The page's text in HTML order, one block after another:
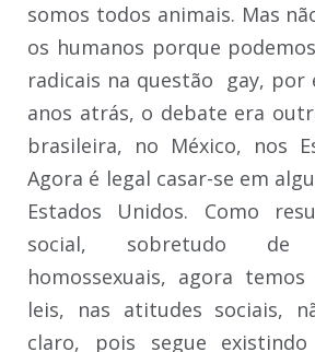
somos todos animais. Mas
os humanos porque
radicais na questão gay, por
anos atrás, o debate era
brasileira, no México, nos
Agora é legal casar-se em
Estados Unidos. Como
social, sobretudo
homossexuais, agora temos
leis, nas atitudes sociais,
claro, pois segue